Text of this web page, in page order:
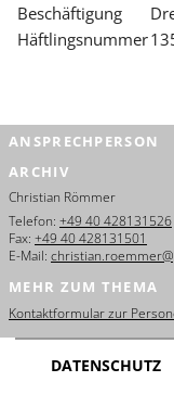
SERVICE
Dansk
Beschäftigung
Häftlingsnummer
ANSPRECHPERSON
ARCHIV
Christian Römmer
Telefon: +49 40 428131526
Fax: +49 40 428131501
E-Mail:
MEHR ZUM THEMA
Kontaktformular zur
DATENSCHUTZ